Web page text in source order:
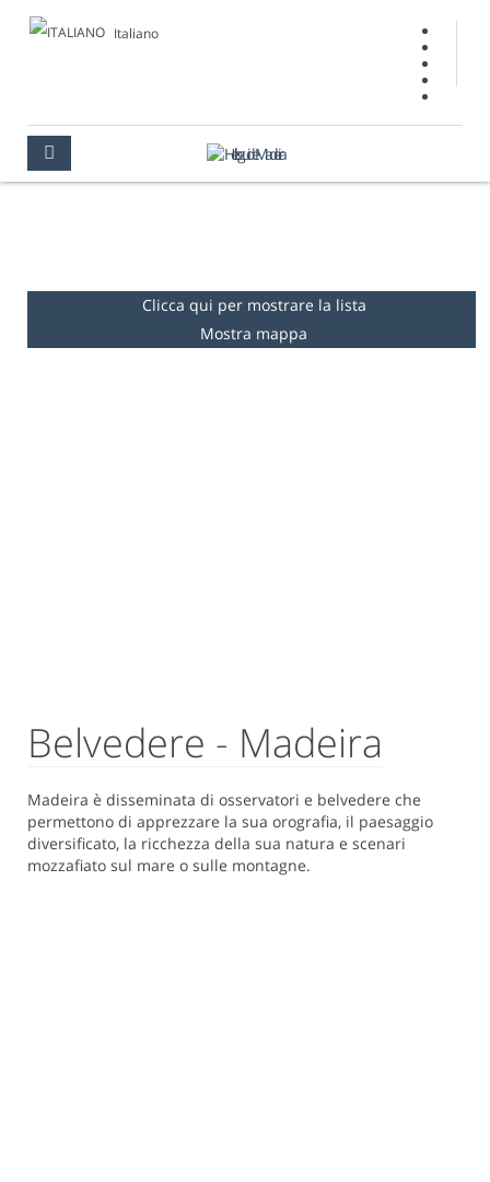
Italiano
Clicca qui per mostrare la lista
Mostra mappa
Belvedere - Madeira
Madeira è disseminata di osservatori e belvedere che
permettono di apprezzare la sua orografia, il paesaggio
diversificato, la ricchezza della sua natura e scenari
mozzafiato sul mare o sulle montagne.